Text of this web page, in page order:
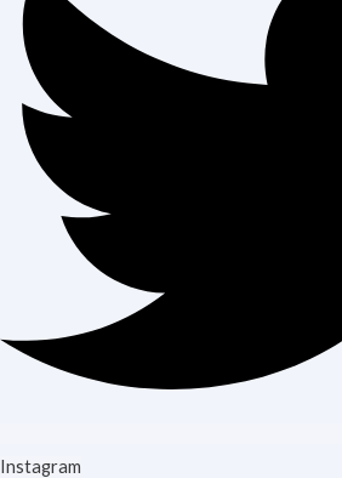
Instagram